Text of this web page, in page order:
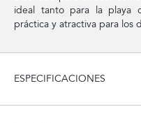
ideal tanto para la playa
práctica y atractiva para los
ESPECIFICACIONES